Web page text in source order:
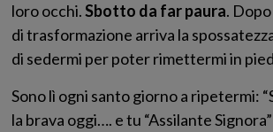
loro occhi.Sbotto da far paura.
di trasformazione arriva la
di sedermi per poter rimettermi in
Sono lì ogni santo giorno a ripetermi:
la brava oggi…. e tu “Assilante